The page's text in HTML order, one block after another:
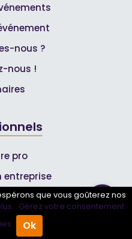
nous ?
nous !
pro
entreprise
Pros
que vous goûterez nos
Gérez votre consentement
Ok